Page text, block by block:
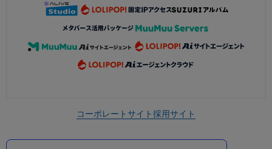
コーポレートサイト採用サイト